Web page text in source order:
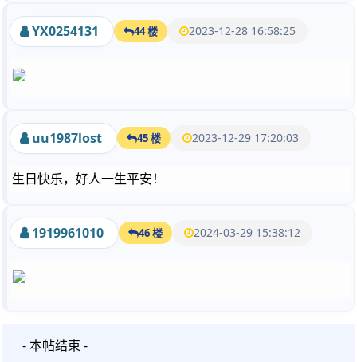
YX0254131 44 楼 2023-12-28 16:58:25
uu1987lost 45 楼 2023-12-29 17:20:03
生日快乐，好人一生平安！
1919961010 46 楼 2024-03-29 15:38:12
- 本帖结束 -